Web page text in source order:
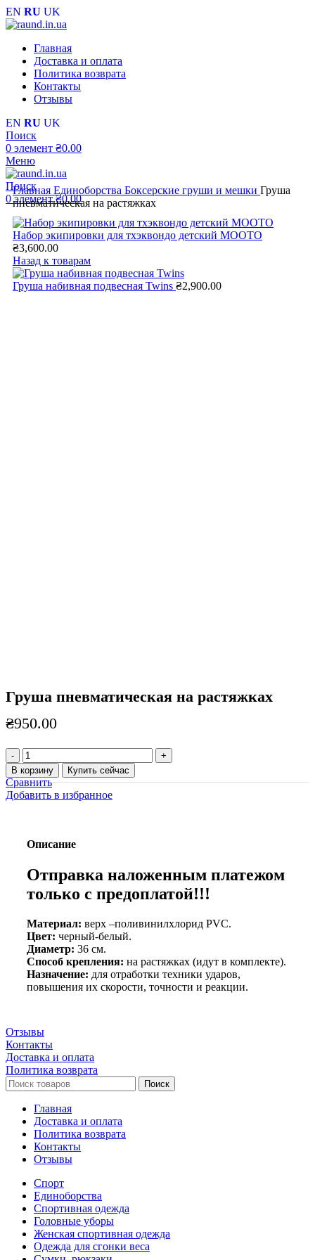
EN RU UK
Главная
Доставка и оплата
Политика возврата
Контакты
Отзывы
EN RU UK
Поиск
0 элемент ₴0.00
Меню
Поиск
0элемент ₴0.00
Главная Единоборства Боксерские груши и мешки Груша
пневматическая на растяжках
Набор экипировки для тхэквондо детский MOOTO
₴3,600.00
Назад к товарам
Груша набивная подвесная Twins ₴2,900.00
Груша пневматическая на растяжках
₴950.00
Количество
товара
Груша
пневматическая
на
В корзину Купить сейчас
Сравнить
Добавить в избранное
Описание
Отправка наложенным платежом
только с предоплатой!!!
Материал: верх –поливинилхлорид PVC.
Цвет: черный-белый.
Диаметр: 36 см.
Способ крепления: на растяжках (идут в комплекте).
Назначение: для отработки техники ударов,
повышения их скорости, точности и реакции.
Отзывы
Контакты
Доставка и оплата
Политика возврата
Поиск
Главная
Доставка и оплата
Политика возврата
Контакты
Отзывы
Спорт
Единоборства
Cпортивная одежда
Головные уборы
Женская спортивная одежда
Одежда для сгонки веса